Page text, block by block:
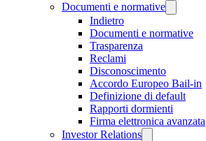
Documenti e normative
Indietro
Documenti e normative
Trasparenza
Reclami
Disconoscimento
Accordo Europeo Bail-in
Definizione di default
Rapporti dormienti
Firma elettronica avanzata
Investor Relations